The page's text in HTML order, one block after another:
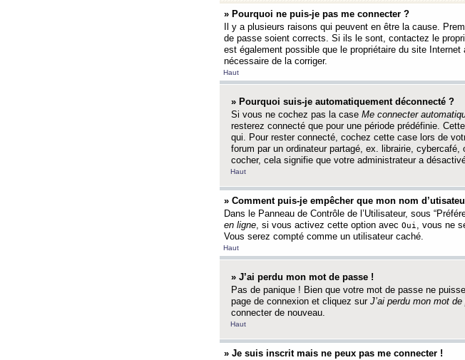
» Pourquoi ne puis-je pas me connecter ?
Il y a plusieurs raisons qui peuvent en être la cause.
de passe soient corrects. Si ils le sont, contactez le
est également possible que le propriétaire du site
nécessaire de la corriger.
Haut
» Pourquoi suis-je automatiquement déconnecté ?
Si vous ne cochez pas la case Me connecter
resterez connecté que pour une période prédéfinie.
qui. Pour rester connecté, cochez cette case lors de
forum par un ordinateur partagé, ex. librairie,
cocher, cela signifie que votre administrateur a
Haut
» Comment puis-je empêcher que mon nom
Dans le Panneau de Contrôle de l’Utilisateur, sous
en ligne, si vous activez cette option avec Oui , vous ne
Vous serez compté comme un utilisateur caché.
Haut
» J’ai perdu mon mot de passe !
Pas de panique ! Bien que votre mot de passe ne
page de connexion et cliquez sur J’ai perdu mon mot
connecter de nouveau.
Haut
» Je suis inscrit mais ne peux pas me connecter !